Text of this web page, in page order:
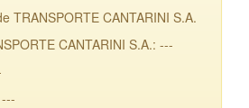
TRANSPORTE CANTARINI S.A.
CANTARINI S.A.: ---